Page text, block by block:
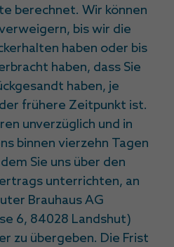
berechnet. Wir können
bis wir die
haben oder bis
haben, dass Sie
haben, je
frühere Zeitpunkt ist.
unverzüglich und in
binnen vierzehn Tagen
Sie uns über den
unterrichten, an
Brauhaus AG
6, 84028 Landshut)
zu übergeben. Die Frist